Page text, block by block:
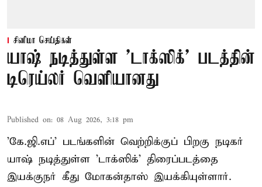
சினிமா செய்திகள்
யாஷ் நடித்துள்ள 'டாக்‌ஸிக்' படத்தின்
டிரெய்லர் வெளியானது
Published on: 08 Aug 2026, 3:18 pm
'கே.ஜி.எப்' படங்களின் வெற்றிக்குப் பிறகு நடிகர்
யாஷ் நடித்துள்ள 'டாக்ஸிக்' திரைப்படத்தை
இயக்குநர் கீது மோகன்தாஸ் இயக்கியுள்ளார்.